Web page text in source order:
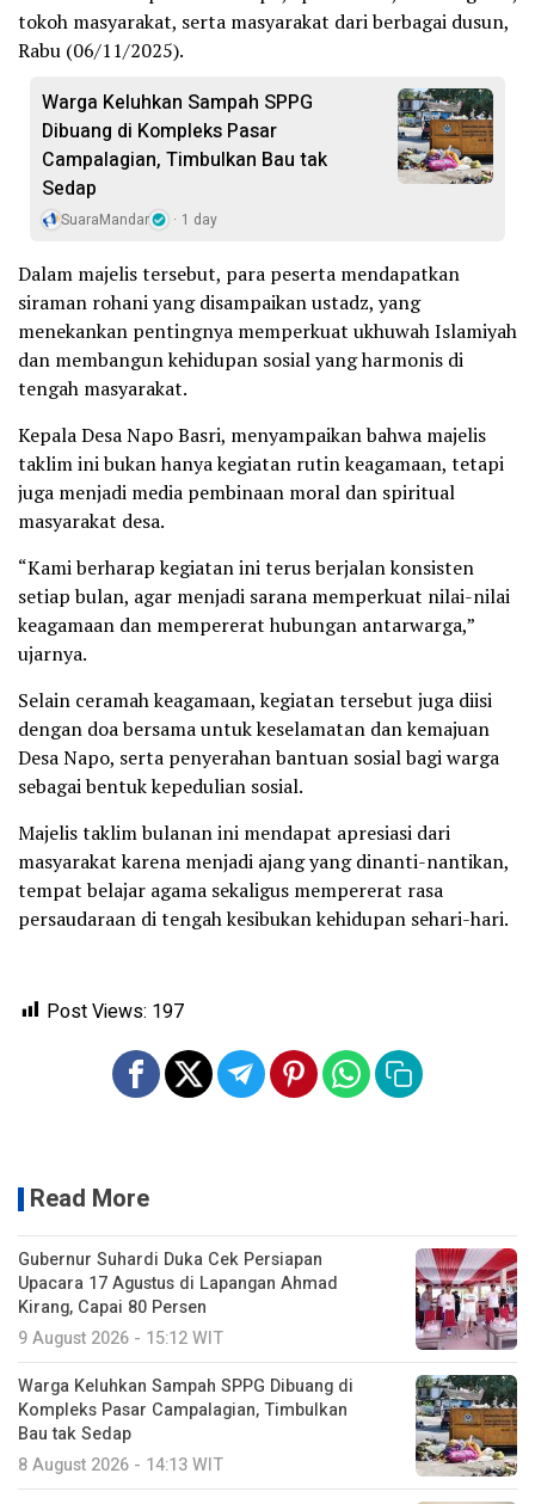
tokoh masyarakat, serta masyarakat dari berbagai dusun,
Rabu (06/11/2025).
Warga Keluhkan Sampah SPPG
Dibuang di Kompleks Pasar
Campalagian, Timbulkan Bau tak
Sedap
SuaraMandar 1 day
Dalam majelis tersebut, para peserta mendapatkan
siraman rohani yang disampaikan ustadz, yang
menekankan pentingnya memperkuat ukhuwah Islamiyah
dan membangun kehidupan sosial yang harmonis di
tengah masyarakat.
Kepala Desa Napo Basri, menyampaikan bahwa majelis
taklim ini bukan hanya kegiatan rutin keagamaan, tetapi
juga menjadi media pembinaan moral dan spiritual
masyarakat desa.
“Kami berharap kegiatan ini terus berjalan konsisten
setiap bulan, agar menjadi sarana memperkuat nilai-nilai
keagamaan dan mempererat hubungan antarwarga,”
ujarnya.
Selain ceramah keagamaan, kegiatan tersebut juga diisi
dengan doa bersama untuk keselamatan dan kemajuan
Desa Napo, serta penyerahan bantuan sosial bagi warga
sebagai bentuk kepedulian sosial.
Majelis taklim bulanan ini mendapat apresiasi dari
masyarakat karena menjadi ajang yang dinanti-nantikan,
tempat belajar agama sekaligus mempererat rasa
persaudaraan di tengah kesibukan kehidupan sehari-hari.
Post Views: 197
Read More
Gubernur Suhardi Duka Cek Persiapan
Upacara 17 Agustus di Lapangan Ahmad
Kirang, Capai 80 Persen
9 August 2026 - 15:12 WIT
Warga Keluhkan Sampah SPPG Dibuang di
Kompleks Pasar Campalagian, Timbulkan
Bau tak Sedap
8 August 2026 - 14:13 WIT